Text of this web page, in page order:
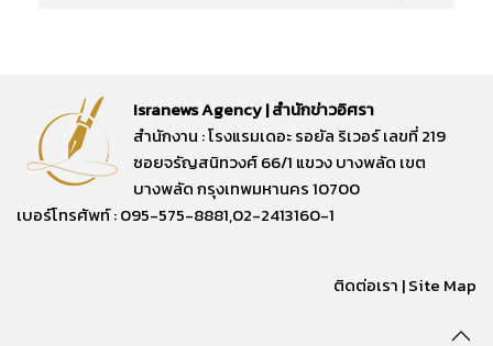
Isranews Agency | สำนักข่าวอิศรา
สำนักงาน : โรงแรมเดอะ รอยัล ริเวอร์ เลขที่ 219
ซอยจรัญสนิทวงศ์ 66/1 แขวง บางพลัด เขต
บางพลัด กรุงเทพมหานคร 10700
เบอร์โทรศัพท์ : 095-575-8881,02-2413160-1
ติดต่อเรา |Site Map